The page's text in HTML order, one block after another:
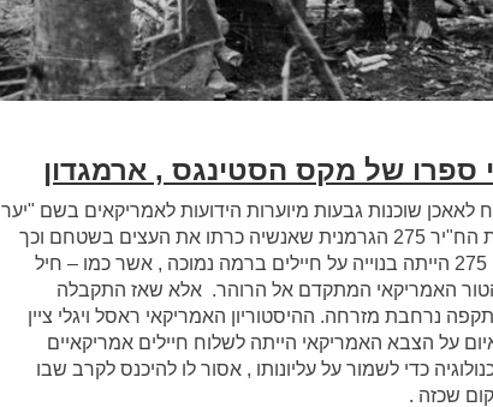
ספרו של מקס הסטינגס , ארמגדון
שוכנות גבעות מיוערות הידועות לאמריקאים בשם "יער
הורטגן" . רכסי הגבעות האלו היו בשליטתה של דיוויזית הח"יר 275 הגרמנית שאנשיה כרתו את העצים בשטחם וכך
הגדילו את מידת שליטתם ביערות מתחתיהם. דיוויזיה 275 הייתה בנוייה על חיילים ברמה נמוכה , אשר כמו – חיל
האמריקאי המתקדם אל הרוהר. אלא שאז התקבלה
נרחבת מזרחה. ההיסטוריון האמריקאי ראסל ויגלי ציין
על הצבא האמריקאי הייתה לשלוח חיילים אמריקאיים
כדי לשמור על עליונותו , אסור לו להיכנס לקרב שבו
שכזה .